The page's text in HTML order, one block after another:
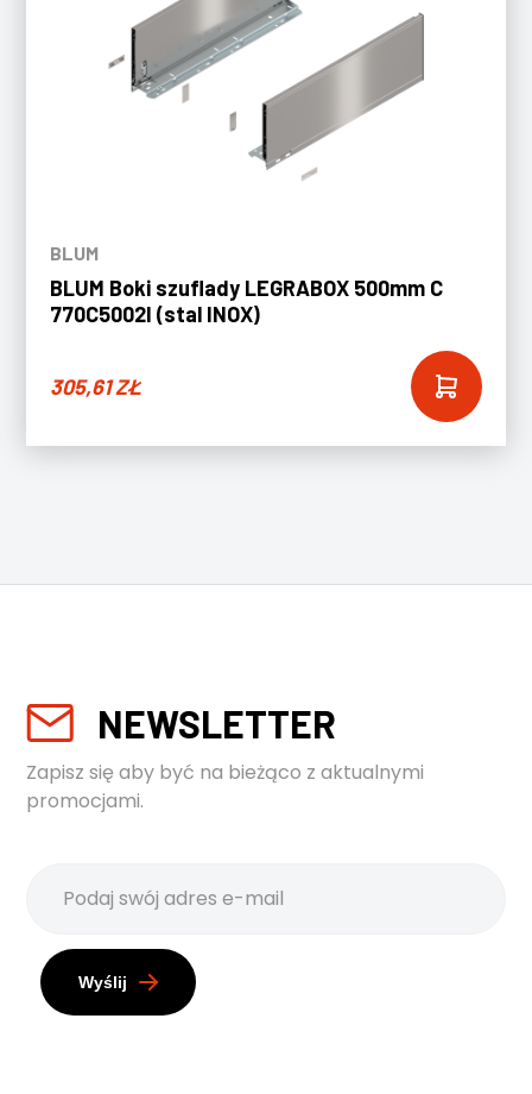
BLUM
BLUM Boki szuflady LEGRABOX 500mm C
770C5002I (stal INOX)
305,61ZŁ
NEWSLETTER
Zapisz się aby być na bieżąco z aktualnymi
promocjami.
Wyślij